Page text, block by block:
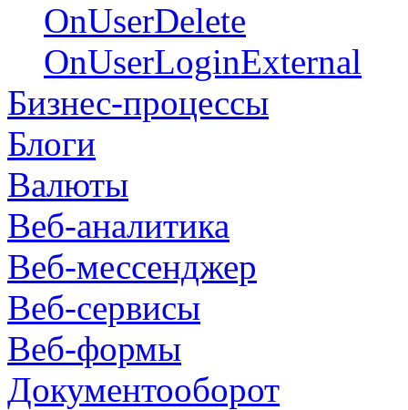
OnUserDelete
OnUserLoginExternal
Бизнес-процессы
Блоги
Валюты
Веб-аналитика
Веб-мессенджер
Веб-сервисы
Веб-формы
Документооборот